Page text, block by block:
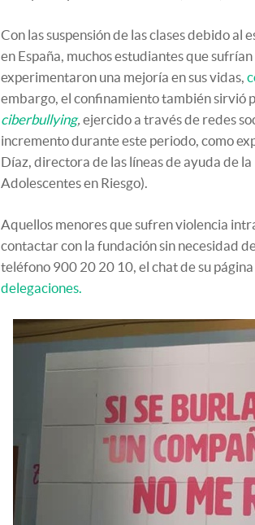
Con las suspensión de las clases debido
en España, muchos estudiantes que
experimentaron una mejoría en sus vidas,
embargo, el confinamiento también sirvió
ciberbullying, ejercido a través de redes
incremento durante este periodo, como
Díaz, directora de las líneas de ayuda de la
Adolescentes en Riesgo).
Aquellos menores que sufren violencia
contactar con la fundación sin necesidad
teléfono 900 20 20 10, el chat de su
delegaciones.